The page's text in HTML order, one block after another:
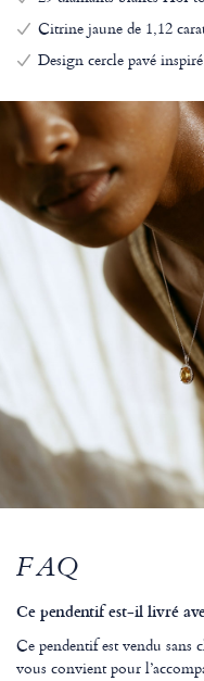
Citrine jaune de 1,12
Design cercle pavé
FAQ
Ce pendentif est-il livré
Ce pendentif est vendu
vous convient pour